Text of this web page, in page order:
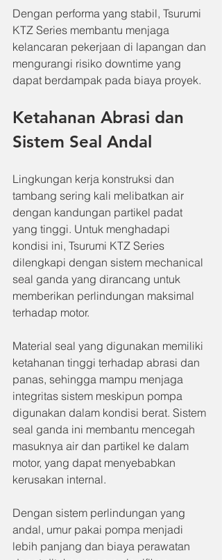
Dengan performa yang stabil, Tsurumi
KTZ Series membantu menjaga
kelancaran pekerjaan di lapangan dan
mengurangi risiko downtime yang
dapat berdampak pada biaya proyek.
Ketahanan Abrasi dan
Sistem Seal Andal
Lingkungan kerja konstruksi dan
tambang sering kali melibatkan air
dengan kandungan partikel padat
yang tinggi. Untuk menghadapi
kondisi ini, Tsurumi KTZ Series
dilengkapi dengan sistem mechanical
seal ganda yang dirancang untuk
memberikan perlindungan maksimal
terhadap motor.
Material seal yang digunakan memiliki
ketahanan tinggi terhadap abrasi dan
panas, sehingga mampu menjaga
integritas sistem meskipun pompa
digunakan dalam kondisi berat. Sistem
seal ganda ini membantu mencegah
masuknya air dan partikel ke dalam
motor, yang dapat menyebabkan
kerusakan internal.
Dengan sistem perlindungan yang
andal, umur pakai pompa menjadi
lebih panjang dan biaya perawatan